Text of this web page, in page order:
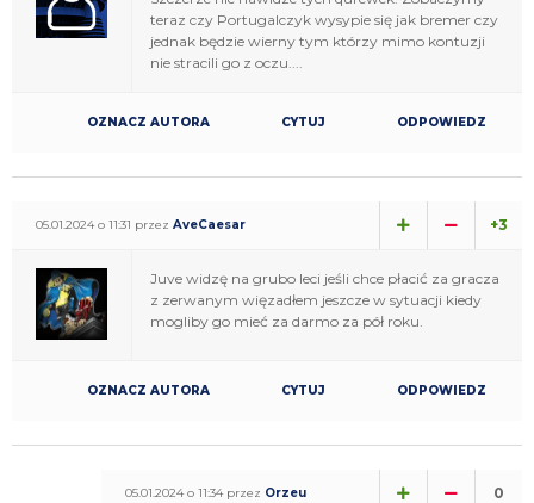
teraz czy Portugalczyk wysypie się jak bremer czy
jednak będzie wierny tym którzy mimo kontuzji
nie stracili go z oczu....
OZNACZ AUTORA CYTUJ ODPOWIEDZ
05.01.2024 o 11:31 przez AveCaesar +3
Juve widzę na grubo leci jeśli chce płacić za gracza
z zerwanym więzadłem jeszcze w sytuacji kiedy
mogliby go mieć za darmo za pół roku.
OZNACZ AUTORA CYTUJ ODPOWIEDZ
05.01.2024 o 11:34 przez Orzeu 0